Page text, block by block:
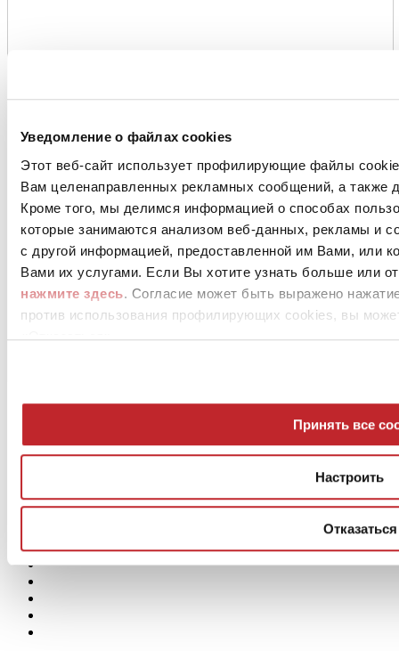
Уведомление о файлах cookies
Этот веб-сайт использует профилирующие файлы
Вам целенаправленных рекламных сообщений, а также
Кроме того, мы делимся информацией о способах
которые занимаются анализом веб-данных, рекламы и
с другой информацией, предоставленной им Вами, или
Вами их услугами. Если Вы хотите узнать больше или
нажмите здесь. Согласие может быть выражено
против использования профилирующих cookies, вы
«Отказаться»
Принять все
Настроить
Отказаться
Архив >
Следующая статья >